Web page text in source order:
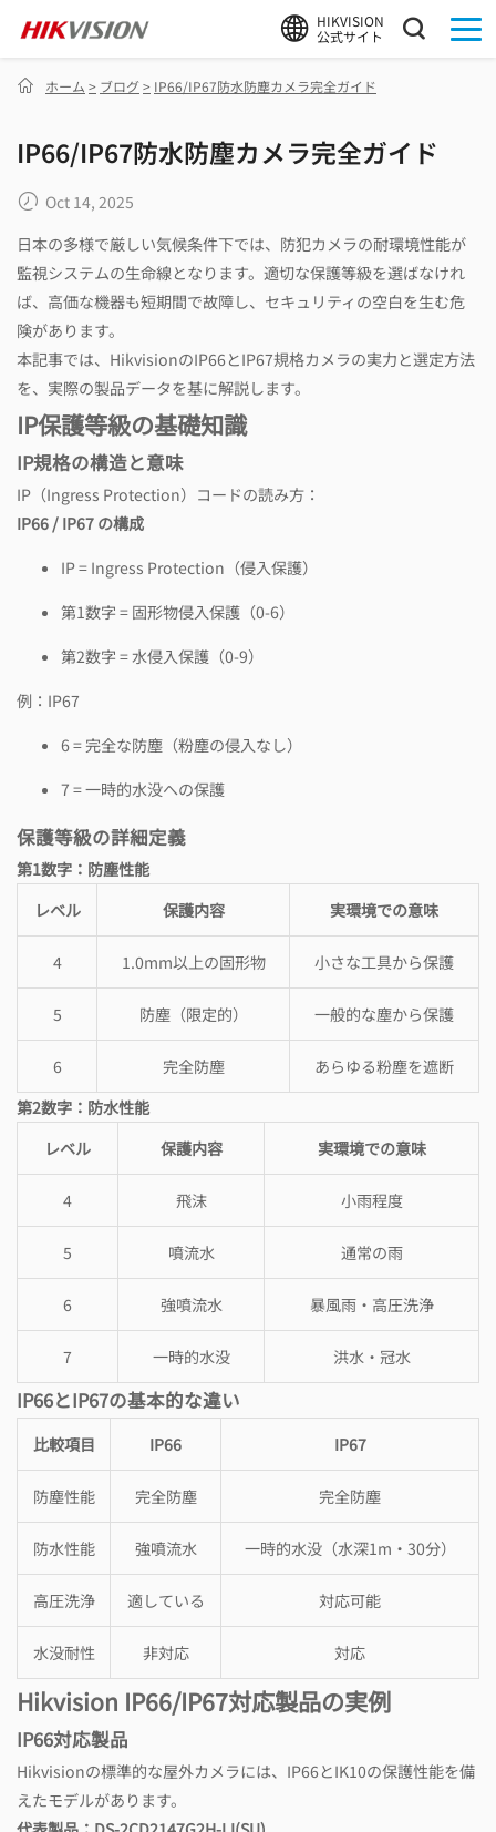
HIKVISION
公式サイト
ホーム > ブログ> IP66/IP67防水防塵カメラ完全ガイド
IP66/IP67防水防塵カメラ完全ガイド
Oct 14, 2025
日本の多様で厳しい気候条件下では、防犯カメラの耐環境性能が
監視システムの生命線となります。適切な保護等級を選ばなけれ
ば、高価な機器も短期間で故障し、セキュリティの空白を生む危
険があります。
本記事では、HikvisionのIP66とIP67規格カメラの実力と選定方法
を、実際の製品データを基に解説します。
IP保護等級の基礎知識
IP規格の構造と意味
IP（Ingress Protection）コードの読み方：
IP66 / IP67 の構成
IP = Ingress Protection（侵入保護）
第1数字 = 固形物侵入保護（0-6）
第2数字 = 水侵入保護（0-9）
例：IP67
6 = 完全な防塵（粉塵の侵入なし）
7 = 一時的水没への保護
保護等級の詳細定義
第1数字：防塵性能
レベル
保護内容 実環境での意味
4 1.0mm以上の固形物 小さな工具から保護
5 防塵（限定的） 一般的な塵から保護
6 完全防塵
あらゆる粉塵を遮断
第2数字：防水性能
レベル
保護内容 実環境での意味
4 飛沫 小雨程度
5 噴流水 通常の雨
6 強噴流水 暴風雨・高圧洗浄
7 一時的水没 洪水・冠水
IP66とIP67の基本的な違い
比較項目 IP66 IP67
防塵性能 完全防塵 完全防塵
防水性能 強噴流水 一時的水没（水深1m・30分）
高圧洗浄 適している 対応可能
水没耐性 非対応 対応
Hikvision IP66/IP67対応製品の実例
IP66対応製品
Hikvisionの標準的な屋外カメラには、IP66とIK10の保護性能を備
えたモデルがあります。